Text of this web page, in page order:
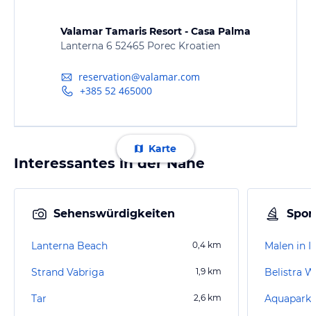
Valamar Tamaris Resort - Casa Palma
Lanterna 6 52465 Porec Kroatien
reservation@valamar.com
+385 52 465000
Karte
Interessantes in der Nähe
Sehenswürdigkeiten
Lanterna Beach 0,4 km
Strand Vabriga 1,9 km
Tar 2,6 km
Malen in
Belistra